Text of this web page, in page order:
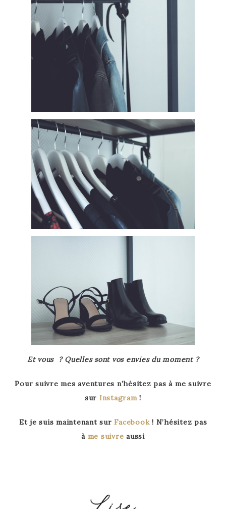
Et vous ? Quelles sont vos envies du moment ?
Pour suivre mes aventures n’hésitez pas à me suivre
sur Instagram!
Et je suis maintenant surFacebook! N’hésitez pas
à me suivre aussi